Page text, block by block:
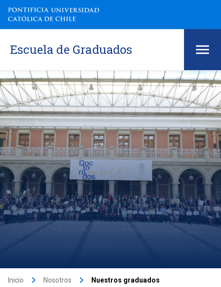
Escuela de Graduados
Inicio keyboard_arrow_right Nosotros keyboard_arrow_right Nuestros graduados